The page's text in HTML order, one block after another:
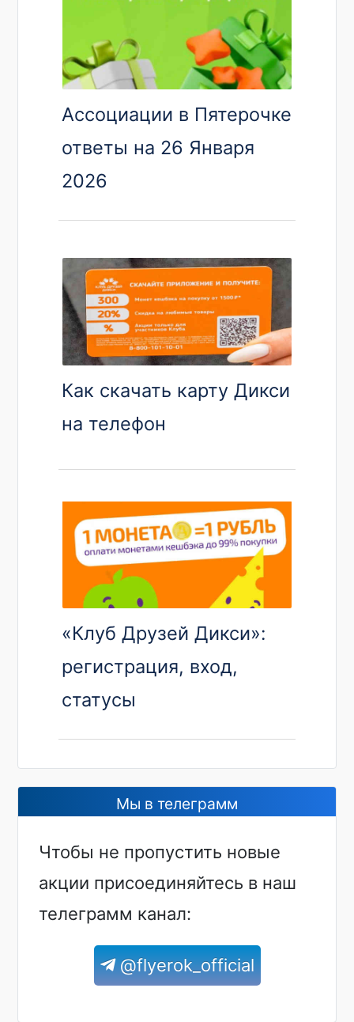
Ассоциации в Пятерочке
ответы на 26 Января
2026
Как скачать карту Дикси
на телефон
«Клуб Друзей Дикси»:
регистрация, вход,
статусы
Мы в телеграмм
Чтобы не пропустить новые
акции присоединяйтесь в наш
телеграмм канал:
@flyerok_official